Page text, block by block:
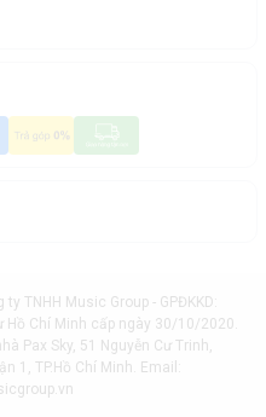
TNHH Music Group - GPĐKKD:
Chí Minh cấp ngày 30/10/2020.
Pax Sky, 51 Nguyễn Cư Trinh,
1, TP.Hồ Chí Minh. Email: